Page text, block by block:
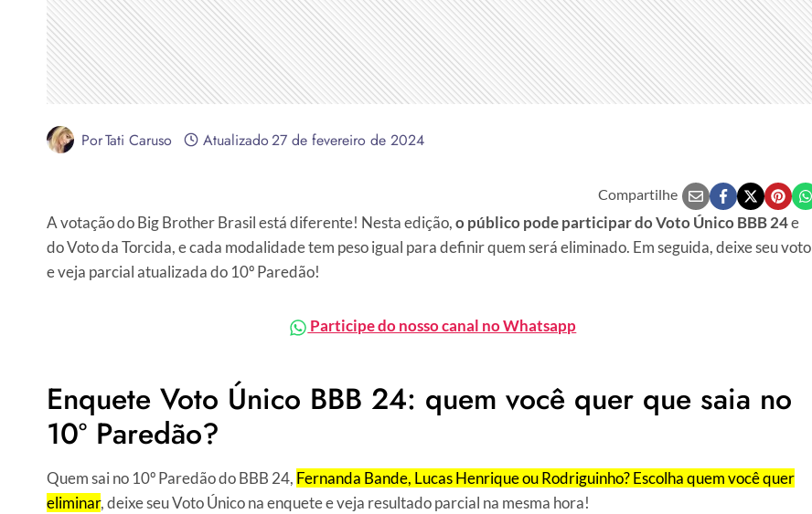
PorTati Caruso Atualizado27 de fevereiro de 2024
Compartilhe
A votação do Big Brother Brasil está diferente! Nesta edição,o público pode participar do Voto Único BBB 24e
do Voto da Torcida, e cada modalidade tem peso igual para definir quem será eliminado. Em seguida, deixe seu voto
e veja parcial atualizada do 10º Paredão!
Participe do nosso canal no Whatsapp
Enquete Voto Único BBB 24: quem você quer que saia no
10º Paredão?
Quem sai no 10º Paredão do BBB 24, Fernanda Bande, Lucas Henrique ou Rodriguinho? Escolha quem você quer
eliminar, deixe seu Voto Único na enquete e veja resultado parcial na mesma hora!